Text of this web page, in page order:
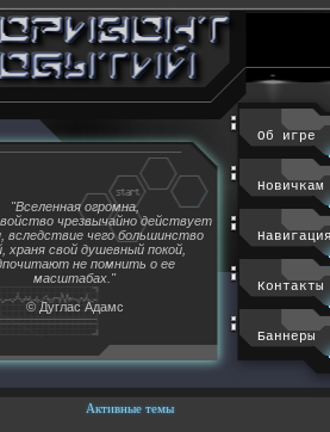
Активные темы
"Вселенная огромна,
чрезвычайно действует
вследствие чего большинство
храня свой душевный покой,
не помнить о ее
масштабах."
© Дуглас Адамс
Об игре
Новичкам
Навигация
Контакты
Баннеры